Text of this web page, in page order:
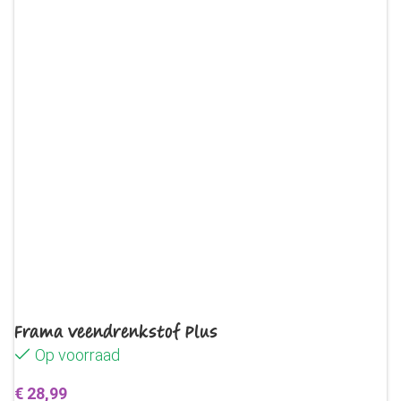
Frama Veendrenkstof Plus
Op voorraad
€ 28,99